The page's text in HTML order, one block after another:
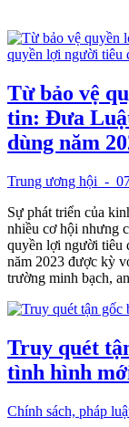
Từ bảo vệ
tin: Đưa
dùng năm
Trung ương hội -
Sự phát triển của
nhiều cơ hội nhưng
quyền lợi người tiêu
năm 2023 được kỳ
trường minh bạch,
Truy quét
tình hình
Chính sách, pháp